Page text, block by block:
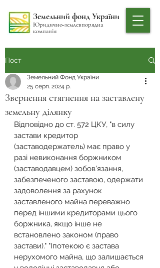
Земельний фонд України
Юридично-землевпорядна
компанія
Пост
Звернення стягнення на заставлену
земельну ділянку
Земельний Фонд України
25 серп. 2024 р.
Відповідно до ст. 572 ЦКУ, "в силу
застави кредитор
(заставодержатель) має право у
разі невиконання боржником
(заставодавцем) зобов'язання,
забезпеченого заставою, одержати
задоволення за рахунок
заставленого майна переважно
перед іншими кредиторами цього
боржника, якщо інше не
встановлено законом (право
застави)." "Іпотекою є застава
нерухомого майна, що залишається